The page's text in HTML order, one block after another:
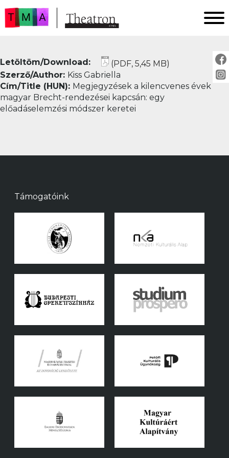
AKTUÁLIS
ARCHÍVUM
IMPRESSZUM
SZERZŐINKNEK
Letöltöm/Download:
(PDF, 5,45 MB)
Szerző/Author: Kiss Gabriella
Cím/Title (HUN): Megjegyzések a kilencvenes évek
magyar Brecht-rendezései kapcsán: egy
előadáselemzési módszer keretei
Támogatóink